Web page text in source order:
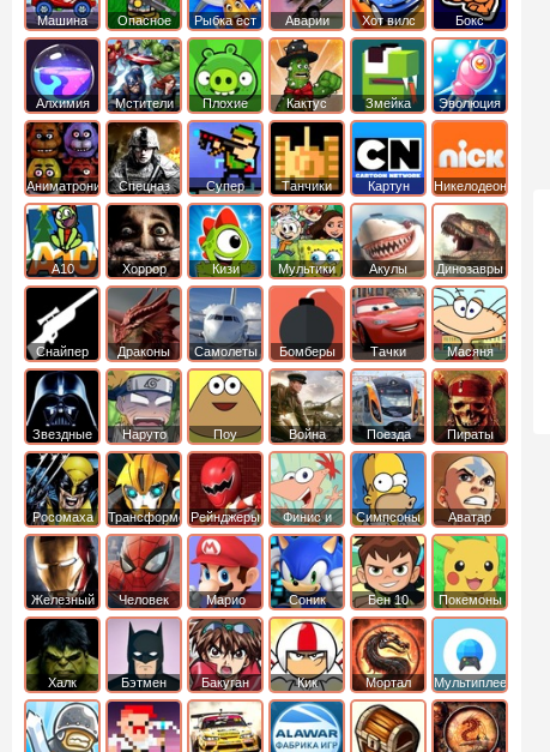
Машина
ест
машину
Опасное
оружие
Рыбка ест
рыбку
Аварии
машин
Хот вилс Бокс
Алхимия Мстители
Плохие
свинки
Кактус
маккой
Змейка Эволюция
Аниматроники Спецназ
Супер
бойцы
Танчики
Картун
нетворк
Никелодеон
А10 Хоррор Кизи Мультики Акулы Динозавры
Снайпер Драконы Самолеты Бомберы Тачки Масяня
Звездные
войны
Наруто Поу Война Поезда
Пираты
Карибского
Моря
Росомаха ТрансформерыРейнджеры
Самураи
Финис и
Ферб
Симпсоны
Аватар
легенда об
Аанге
Железный
человек
Человек
Паук
Марио Соник Бен 10 Покемоны
Халк Бэтмен Бакуган
Кик
Бутовский
Мортал
комбат
Мультиплеер